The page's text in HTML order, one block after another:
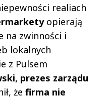
realiach
opierają
na zwinności i
lokalnych
z Pulsem
prezes zarządu
że firma nie